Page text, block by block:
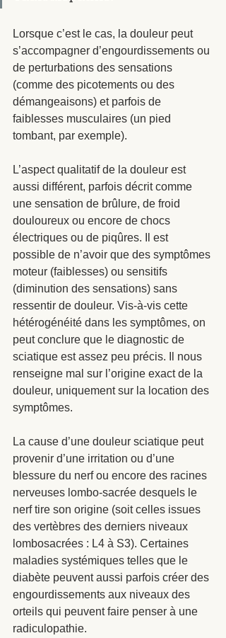
Lorsque c’est le cas, la douleur peut
s’accompagner d’engourdissements ou
de perturbations des sensations
(comme des picotements ou des
démangeaisons) et parfois de
faiblesses musculaires (un pied
tombant, par exemple).
L’aspect qualitatif de la douleur est
aussi différent, parfois décrit comme
une sensation de brûlure, de froid
douloureux ou encore de chocs
électriques ou de piqûres. Il est
possible de n’avoir que des symptômes
moteur (faiblesses) ou sensitifs
(diminution des sensations) sans
ressentir de douleur. Vis-à-vis cette
hétérogénéité dans les symptômes, on
peut conclure que le diagnostic de
sciatique est assez peu précis. Il nous
renseigne mal sur l’origine exact de la
douleur, uniquement sur la location des
symptômes.
La cause d’une douleur sciatique peut
provenir d’une irritation ou d’une
blessure du nerf ou encore des racines
nerveuses lombo-sacrée desquels le
nerf tire son origine (soit celles issues
des vertèbres des derniers niveaux
lombosacrées : L4 à S3). Certaines
maladies systémiques telles que le
diabète peuvent aussi parfois créer des
engourdissements aux niveaux des
orteils qui peuvent faire penser à une
radiculopathie.